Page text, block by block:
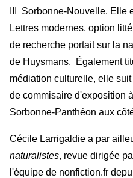
III Sorbonne-Nouvelle. Elle
Lettres modernes, option
de recherche portait sur la
de Huysmans. Également
médiation culturelle, elle
de commisaire d'exposition
Sorbonne-Panthéon aux
Cécile Larrigaldie a par
naturalistes, revue dirigée
l'équipe de nonfiction.fr